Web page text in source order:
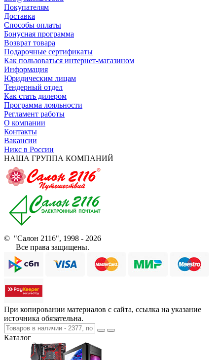
Покупателям
Доставка
Способы оплаты
Бонусная программа
Возврат товара
Подарочные сертификаты
Как пользоваться интернет-магазином
Информация
Юридическим лицам
Тендерный отдел
Как стать дилером
Программа лояльности
Регламент работы
О компании
Контакты
Вакансии
Никс в России
НАША ГРУППА КОМПАНИЙ
© "Салон 2116", 1998 - 2026
Все права защищены.
При копировании материалов с сайта, ссылка на указание
источника обязательна.
Каталог